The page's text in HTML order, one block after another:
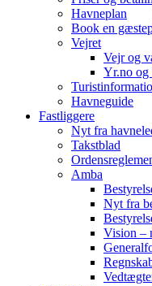
Havneplan
Book en
Vejret
Vejr og
Yr.no og
Havneguide
Fastliggere
Nyt fra
Takstblad
Amba
Nyt fra
Vision –